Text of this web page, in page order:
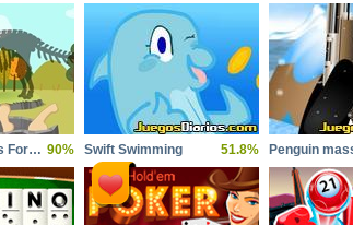
Dinosaur Games For Toddlers 90% Swift Swimming 51.8% Penguin